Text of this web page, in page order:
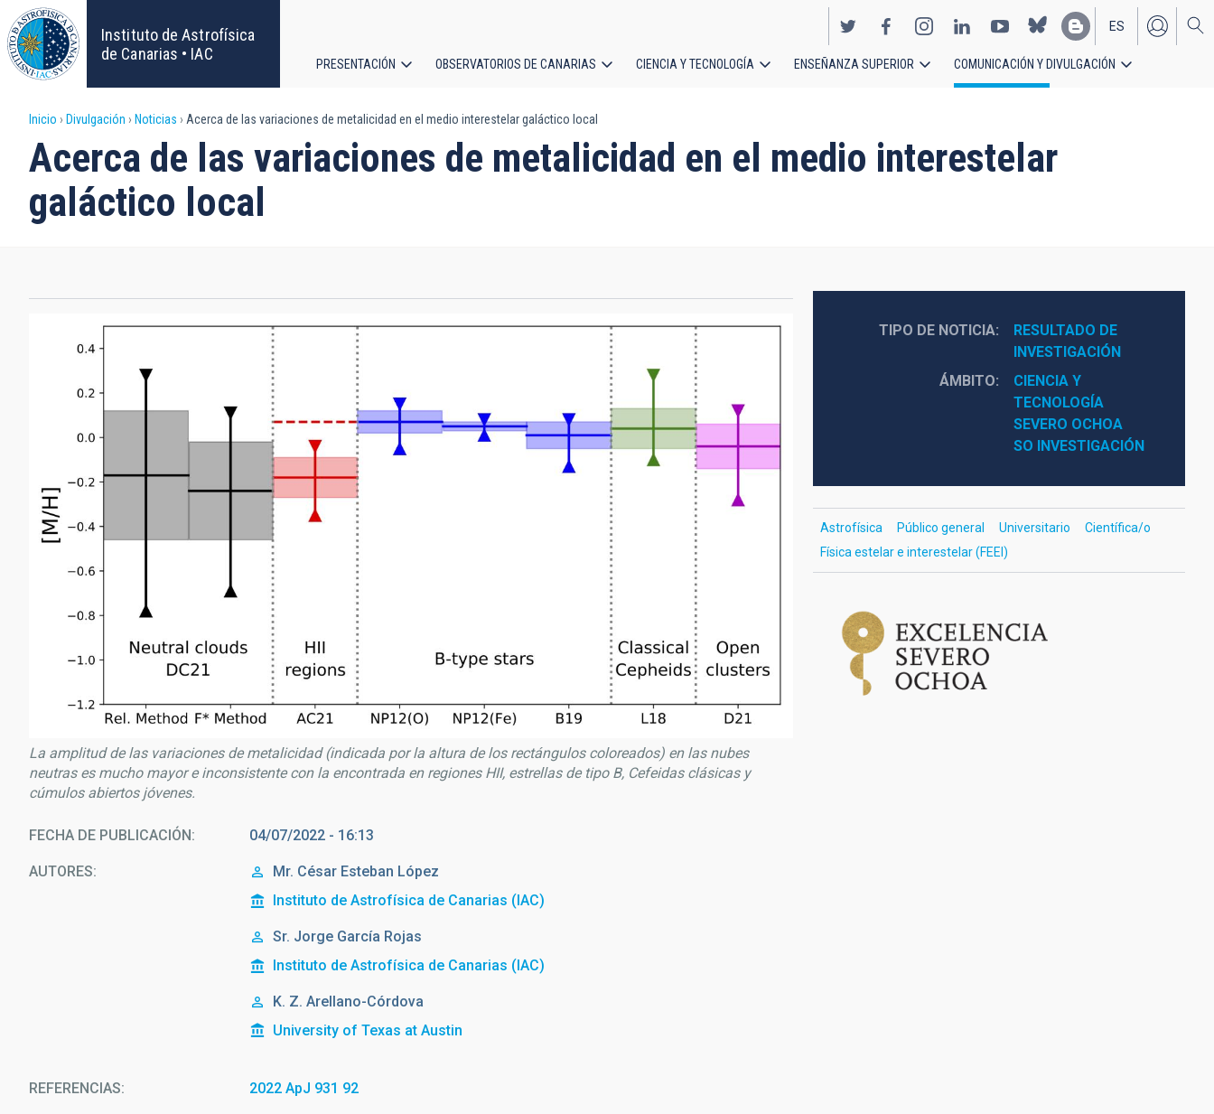
Pasar
al
contenido
principal
Instituto de Astrofísica
de Canarias • IAC
EN
ES
principal
PRESENTACIÓN OBSERVATORIOS DE CANARIAS CIENCIA Y TECNOLOGÍA ENSEÑANZA SUPERIOR COMUNICACIÓN Y DIVULGACIÓN
Sobrescribir
enlaces
de
a
navegación
Inicio Divulgación Noticias Acerca de las variaciones de metalicidad en el medio interestelar galáctico local
Acerca de las variaciones de metalicidad en el medio interestelar
galáctico local
La amplitud de las variaciones de metalicidad (indicada por la altura de los rectángulos coloreados) en las nubes
neutras es mucho mayor e inconsistente con la encontrada en regiones HII, estrellas de tipo B, Cefeidas clásicas y
cúmulos abiertos jóvenes.
FECHA DE PUBLICACIÓN 04/07/2022 - 16:13
AUTORES Mr. César Esteban López
Instituto de Astrofísica de Canarias (IAC)
Sr. Jorge García Rojas
Instituto de Astrofísica de Canarias (IAC)
K. Z. Arellano-Córdova
University of Texas at Austin
REFERENCIAS 2022 ApJ 931 92
TIPO DE NOTICIA
RESULTADO DE
INVESTIGACIÓN
ÁMBITO
CIENCIA Y
TECNOLOGÍA
SEVERO OCHOA
SO INVESTIGACIÓN
Astrofísica Público general Universitario
Científica/o
Física estelar e interestelar (FEEI)